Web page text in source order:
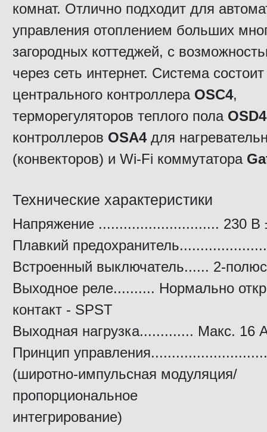
комнат. Отлично подходит для
управления отоплением больших
загородных коттеджей, с
через сеть интернет. Система состоит
центрального контроллера OSC4,
терморегуляторов теплого пола OSD
контроллеров OSA4для
(конвекторов) и Wi-Fi коммутатора
Технические характеристики
Напряжение ............................. 230 В
Плавкий
Встроенный выключатель...... 2-
Выходное реле.......... Нормально
контакт - SPST
Выходная нагрузка............. Макс. 16
Принцип
(широтно-импульсная модуляция/
пропорциональное
интегрирование)